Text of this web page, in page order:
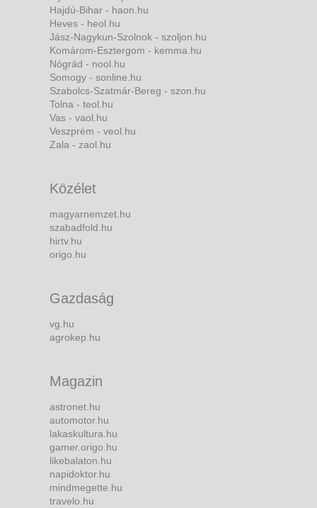
Hajdú-Bihar - haon.hu
Heves - heol.hu
Jász-Nagykun-Szolnok - szoljon.hu
Komárom-Esztergom - kemma.hu
Nógrád - nool.hu
Somogy - sonline.hu
Szabolcs-Szatmár-Bereg - szon.hu
Tolna - teol.hu
Vas - vaol.hu
Veszprém - veol.hu
Zala - zaol.hu
Közélet
magyarnemzet.hu
szabadfold.hu
hirtv.hu
origo.hu
Gazdaság
vg.hu
agrokep.hu
Magazin
astronet.hu
automotor.hu
lakaskultura.hu
gamer.origo.hu
likebalaton.hu
napidoktor.hu
mindmegette.hu
travelo.hu